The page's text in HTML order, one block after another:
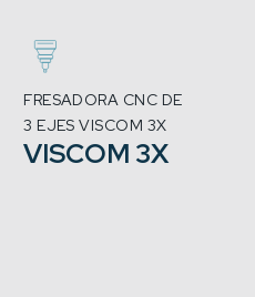
FRESADORA CNC DE
3 EJES VISCOM 3X
VISCOM 3X